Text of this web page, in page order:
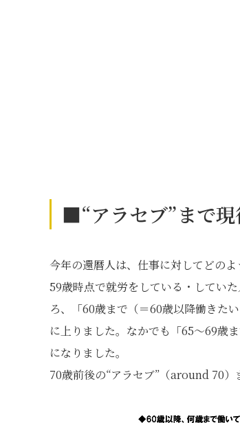
■“アラセブ”まで
今年の還暦人は、仕事に対してどのよ
59歳時点で就労をしている・してい
ろ、「60歳まで（＝60歳以降働きた
に上りました。なかでも「65～69歳
になりました。
70歳前後の“アラセブ”（around 70）